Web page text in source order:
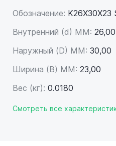
Обозначение: K26X30X23
Внутренний (d) ММ: 26,00
Наружный (D) ММ: 30,00
Ширина (B) MM: 23,00
Вес (кг): 0.0180
Смотреть все